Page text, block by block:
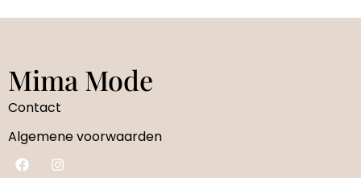
Mima Mode
Contact
Algemene voorwaarden